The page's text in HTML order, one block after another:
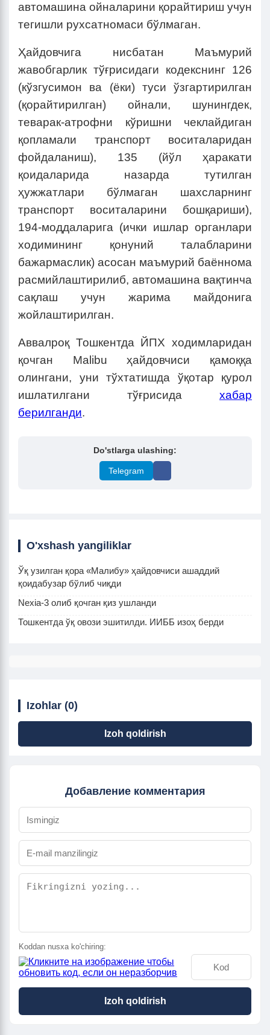
автомашина ойналарини қорайтириш учун
тегишли рухсатномаси бўлмаган.
Ҳайдовчига нисбатан Маъмурий
жавобгарлик тўғрисидаги кодекснинг 126
(кўзгусимон ва (ёки) туси ўзгартирилган
(қорайтирилган) ойнали, шунингдек,
теварак-атрофни кўришни чеклайдиган
қопламали транспорт воситаларидан
фойдаланиш), 135 (йўл ҳаракати
қоидаларида назарда тутилган
ҳужжатлари бўлмаган шахсларнинг
транспорт воситаларини бошқариши),
194-моддаларига (ички ишлар органлари
ходимининг қонуний талабларини
бажармаслик) асосан маъмурий баённома
расмийлаштирилиб, автомашина вақтинча
сақлаш учун жарима майдонига
жойлаштирилган.
Аввалроқ Тошкентда ЙПХ ходимларидан
қочган Malibu ҳайдовчиси қамоққа
олингани, уни тўхтатишда ўқотар қурол
ишлатилгани тўғрисида хабар
берилганди.
Do'stlarga ulashing:
Telegram
O'xshash yangiliklar
Ўқ узилган қора «Малибу» ҳайдовчиси ашаддий
қоидабузар бўлиб чиқди
Nexia-3 олиб қочган қиз ушланди
Тошкентда ўқ овози эшитилди. ИИББ изоҳ берди
Izohlar (0)
Izoh qoldirish
Добавление комментария
Koddan nusxa ko'chiring:
Izoh qoldirish